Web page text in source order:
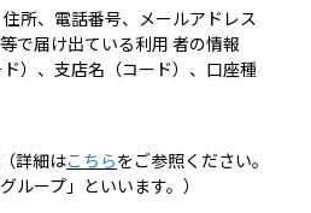
所、電話番号、メールアドレス
で届け出ている利用 者の情報
）、支店名（コード）、口座種
詳細はこちらをご参照ください。
ループ」といいます。）